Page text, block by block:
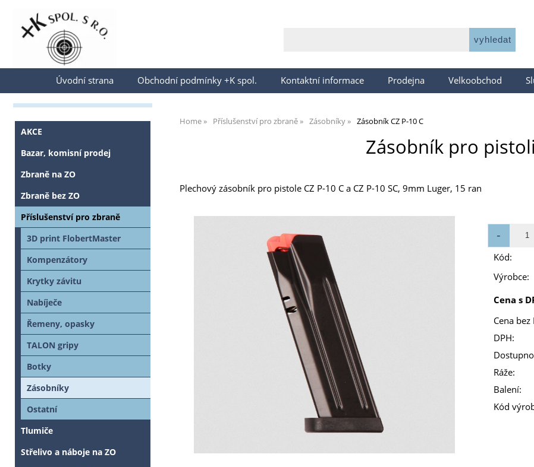
Přihlásit se
Úvodní strana Obchodní podmínky +K spol. Kontaktní informace Prodejna Velkoobchod
Home Příslušenství pro zbraně Zásobníky Zásobník CZ P-10 C
Zásobník pro
Plechový zásobník pro pistole CZ P-10 C a CZ P-10 SC, 9mm Luger, 15 ran
Kód:
Výrobce:
Cena s
Cena bez
DPH:
Ráže:
Balení:
Kód
AKCE
Bazar, komisní prodej
Zbraně na ZO
Zbraně bez ZO
Příslušenství pro zbraně
3D print FlobertMaster
Kompenzátory
Krytky závitu
Nabíječe
Řemeny, opasky
TALON gripy
Botky
Zásobníky
Ostatní
Tlumiče
Střelivo a náboje na ZO